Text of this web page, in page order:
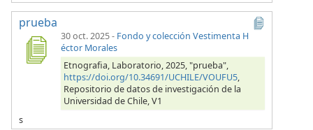
prueba
30 oct. 2025- Fondo y colección Vestimenta H
éctor Morales
Etnografia, Laboratorio, 2025, "prueba",
https://doi.org/10.34691/UCHILE/VOUFU5,
Repositorio de datos de investigación de la
Universidad de Chile, V1
s